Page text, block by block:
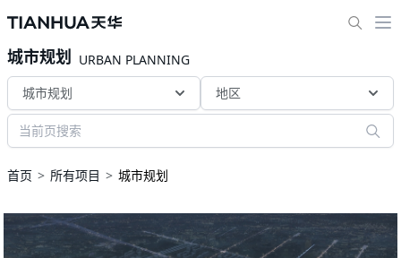
城市规划 URBAN PLANNING
城市规划
地区
首页 所有项目 城市规划